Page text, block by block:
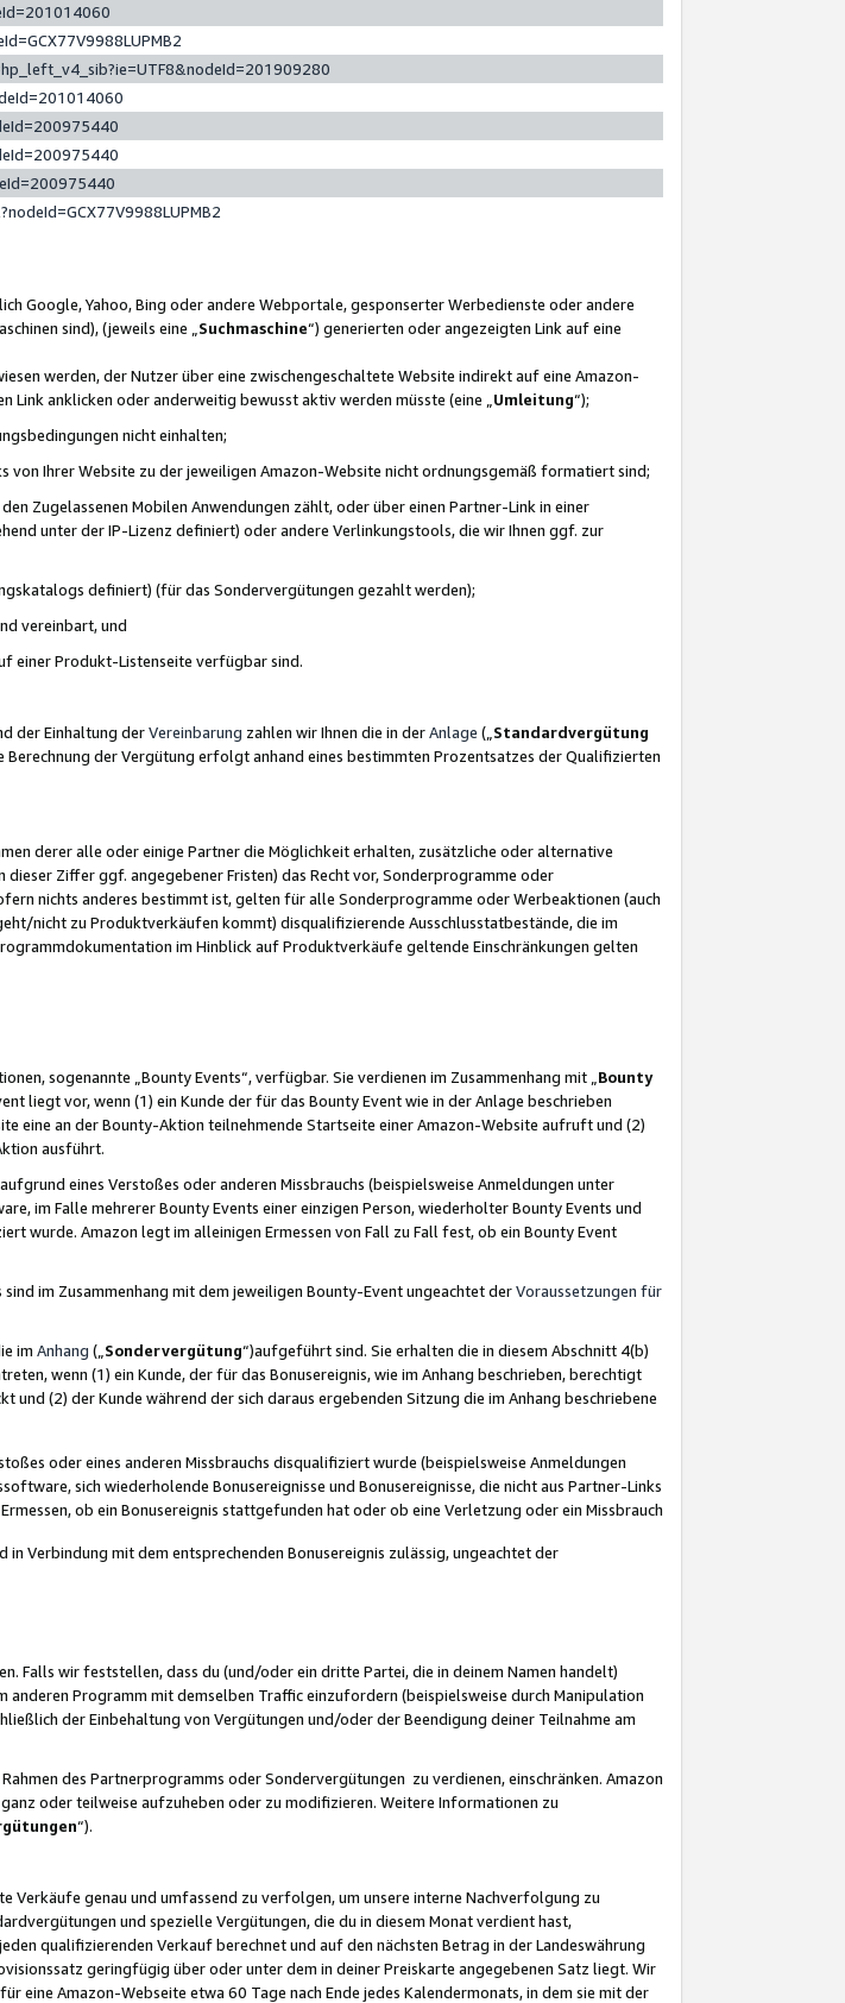
Google, Yahoo, Bing oder andere Webportale, gesponserter Werbedienste oder andere
sind), (jeweils eine „ Suchmaschine“) generierten oder angezeigten Link auf eine
werden, der Nutzer über eine zwischengeschaltete Website indirekt auf eine Amazon-
anklicken oder anderweitig bewusst aktiv werden müsste (eine „ Umleitung“);
nicht einhalten;
Ihrer Website zu der jeweiligen Amazon-Website nicht ordnungsgemäß formatiert sind;
Zugelassenen Mobilen Anwendungen zählt, oder über einen Partner-Link in einer
unter der IP-Lizenz definiert) oder andere Verlinkungstools, die wir Ihnen ggf. zur
definiert) (für das Sondervergütungen gezahlt werden);
vereinbart, und
einer Produkt-Listenseite verfügbar sind.
der Einhaltung derVereinbarung zahlen wir Ihnen die in derAnlage („ Standardvergütung
Berechnung der Vergütung erfolgt anhand eines bestimmten Prozentsatzes der Qualifizierten
derer alle oder einige Partner die Möglichkeit erhalten, zusätzliche oder alternative
dieser Ziffer ggf. angegebener Fristen) das Recht vor, Sonderprogramme oder
nichts anderes bestimmt ist, gelten für alle Sonderprogramme oder Werbeaktionen (auch
nicht zu Produktverkäufen kommt) disqualifizierende Ausschlusstatbestände, die im
im Hinblick auf Produktverkäufe geltende Einschränkungen gelten
sogenannte „Bounty Events“, verfügbar. Sie verdienen im Zusammenhang mit „ Bounty
liegt vor, wenn (1) ein Kunde der für das Bounty Event wie in der Anlage beschrieben
eine an der Bounty-Aktion teilnehmende Startseite einer Amazon-Website aufruft und (2)
ausführt.
eines Verstoßes oder anderen Missbrauchs (beispielsweise Anmeldungen unter
im Falle mehrerer Bounty Events einer einzigen Person, wiederholter Bounty Events und
wurde. Amazon legt im alleinigen Ermessen von Fall zu Fall fest, ob ein Bounty Event
im Zusammenhang mit dem jeweiligen Bounty-Event ungeachtet derVoraussetzungen für
im Anhang („ Sondervergütung“)aufgeführt sind. Sie erhalten die in diesem Abschnitt 4(b)
wenn (1) ein Kunde, der für das Bonusereignis, wie im Anhang beschrieben, berechtigt
(2) der Kunde während der sich daraus ergebenden Sitzung die im Anhang beschriebene
oder eines anderen Missbrauchs disqualifiziert wurde (beispielsweise Anmeldungen
sich wiederholende Bonusereignisse und Bonusereignisse, die nicht aus Partner-Links
ob ein Bonusereignis stattgefunden hat oder ob eine Verletzung oder ein Missbrauch
Verbindung mit dem entsprechenden Bonusereignis zulässig, ungeachtet der
Falls wir feststellen, dass du (und/oder ein dritte Partei, die in deinem Namen handelt)
Programm mit demselben Traffic einzufordern (beispielsweise durch Manipulation
der Einbehaltung von Vergütungen und/oder der Beendigung deiner Teilnahme am
des Partnerprogramms oder Sondervergütungen zu verdienen, einschränken. Amazon
oder teilweise aufzuheben oder zu modifizieren. Weitere Informationen zu
“).
genau und umfassend zu verfolgen, um unsere interne Nachverfolgung zu
und spezielle Vergütungen, die du in diesem Monat verdient hast,
qualifizierenden Verkauf berechnet und auf den nächsten Betrag in der Landeswährung
geringfügig über oder unter dem in deiner Preiskarte angegebenen Satz liegt. Wir
eine Amazon-Webseite etwa 60 Tage nach Ende jedes Kalendermonats, in dem sie mit der